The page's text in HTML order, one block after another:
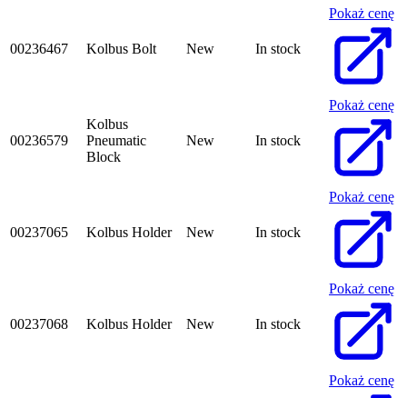
00236467 Kolbus Bolt New In stock
Pokaż cenę
00236579
Kolbus
Pneumatic
Block
New In stock
Pokaż cenę
00237065 Kolbus Holder New In stock
Pokaż cenę
00237068 Kolbus Holder New In stock
Pokaż cenę
Pokaż cenę